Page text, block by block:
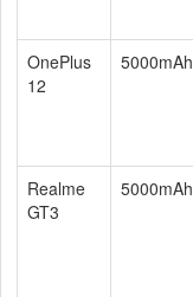
OnePlus
12
5000mAh
Realme
GT3
5000mAh